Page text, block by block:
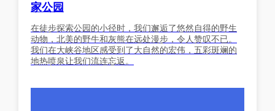
家公园
在徒步探索公园的小径时，我们邂逅了悠然自得的野生
动物，北美的野牛和灰熊在远处漫步，令人赞叹不已。
我们在大峡谷地区感受到了大自然的宏伟，五彩斑斓的
地热喷泉让我们流连忘返。